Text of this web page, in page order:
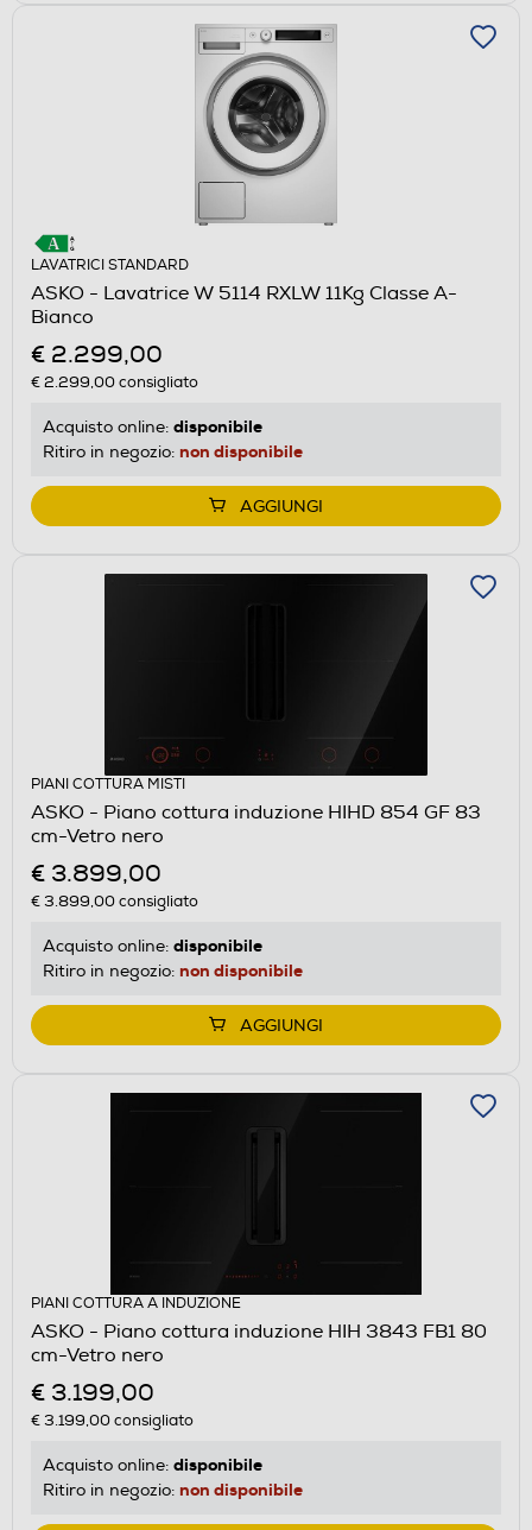
LAVATRICI STANDARD
ASKO - Lavatrice W 5114 RXLW 11Kg Classe A-
Bianco
€ 2.299,00
€ 2.299,00consigliato
Acquisto online: disponibile
Ritiro in negozio: non disponibile
AGGIUNGI
PIANI COTTURA MISTI
ASKO - Piano cottura induzione HIHD 854 GF 83
cm-Vetro nero
€ 3.899,00
€ 3.899,00consigliato
Acquisto online: disponibile
Ritiro in negozio: non disponibile
AGGIUNGI
PIANI COTTURA A INDUZIONE
ASKO - Piano cottura induzione HIH 3843 FB1 80
cm-Vetro nero
€ 3.199,00
€ 3.199,00consigliato
Acquisto online: disponibile
Ritiro in negozio: non disponibile